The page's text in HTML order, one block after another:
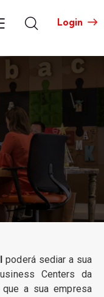
Login
poderá sediar a sua
Centers da
a sua empresa